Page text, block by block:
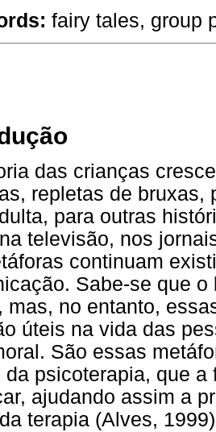
fairy tales, group
das crianças
repletas de
para outras
televisão, nos
continuam
Sabe-se que
mas, no entanto,
úteis na vida das
São essas
da psicoterapia, que
ajudando assim a
terapia (Alves,